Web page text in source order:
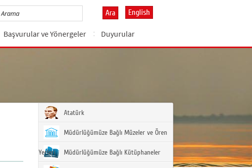
Ara English
Başvurular ve Yönergeler Duyurular
Atatürk
Müdürlüğümüze Bağlı Müzeler ve Ören
Yerleri Müdürlüğümüze Bağlı Kütüphaneler